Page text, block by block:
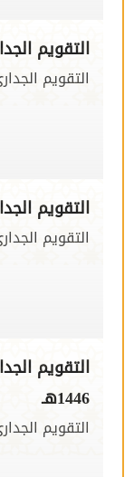
التقويم
التقويم
التقويم
التقويم
التقويم
1446هـ
التقويم